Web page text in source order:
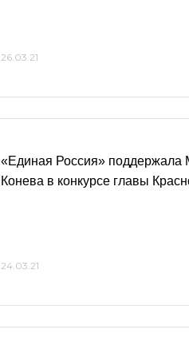
26.03.21
«Единая Россия» поддержала
Конева в конкурсе главы
24.03.21